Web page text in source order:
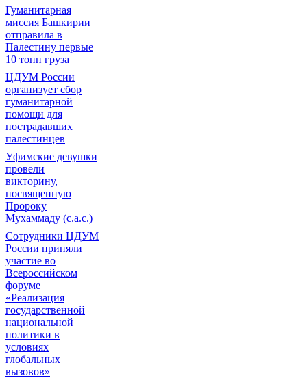
Гуманитарная
миссия Башкирии
отправила в
Палестину первые
10 тонн груза
ЦДУМ России
организует сбор
гуманитарной
помощи для
пострадавших
палестинцев
Уфимские девушки
провели
викторину,
посвященную
Пророку
Мухаммаду (с.а.с.)
Сотрудники ЦДУМ
России приняли
участие во
Всероссийском
форуме
«Реализация
государственной
национальной
политики в
условиях
глобальных
вызовов»